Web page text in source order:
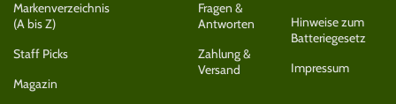
Markenverzeichnis
(A bis Z)
Staff Picks
Magazin
Fragen &
Antworten
Zahlung &
Versand
Hinweise zum
Batteriegesetz
Impressum